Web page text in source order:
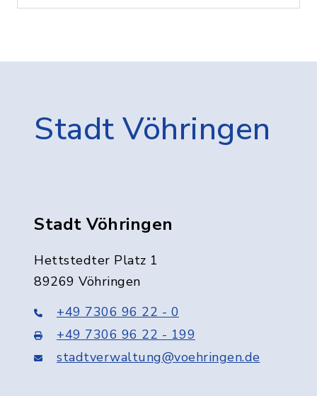
Stadt Vöhringen
Stadt Vöhringen
Hettstedter Platz 1
89269 Vöhringen
+49 7306 96 22 - 0
+49 7306 96 22 - 199
stadtverwaltung@voehringen.de